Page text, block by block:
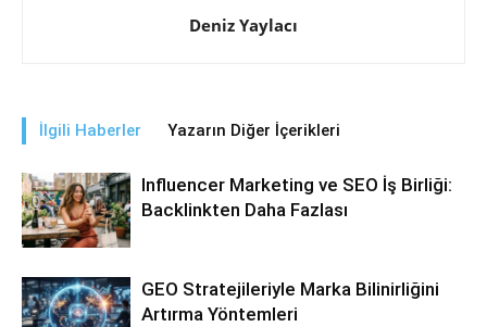
Deniz Yaylacı
İlgili Haberler Yazarın Diğer İçerikleri
Influencer Marketing ve SEO İş Birliği:
Backlinkten Daha Fazlası
GEO Stratejileriyle Marka Bilinirliğini
Artırma Yöntemleri